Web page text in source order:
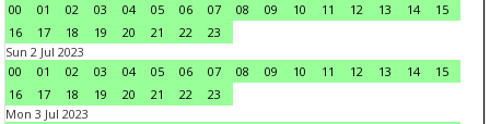
00
01 02 03 04 05 06 07 08 09 10 11 12 13 14
15
16
17 18 19 20 21 22
23
Sun 2 Jul 2023
00
01 02 03 04 05 06 07 08 09 10 11 12 13 14
15
16
17 18 19 20 21 22
23
Mon 3 Jul 2023